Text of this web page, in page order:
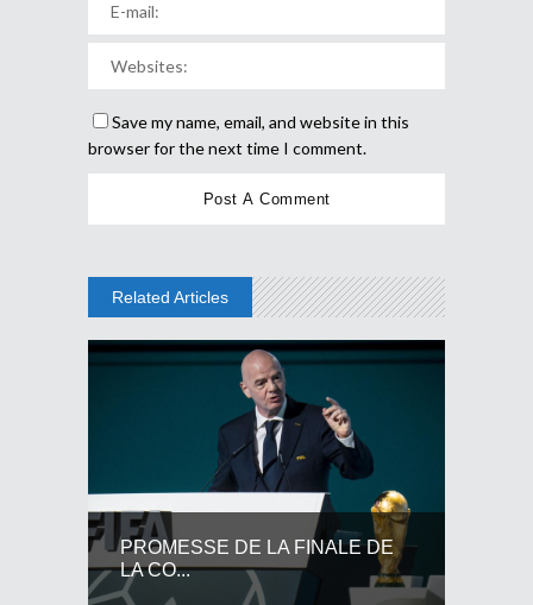
Save my name, email, and website in this
browser for the next time I comment.
Related Articles
PROMESSE DE LA FINALE DE
LA CO...